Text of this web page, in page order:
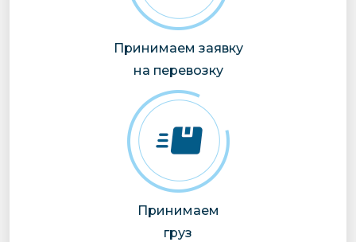
Принимаем заявку
на перевозку
Принимаем
груз